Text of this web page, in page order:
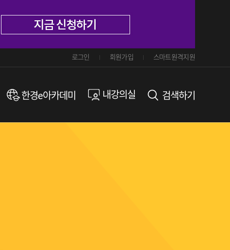
로그인 회원가입 스마트원격지원
한경e아카데미 내강의실 검색하기